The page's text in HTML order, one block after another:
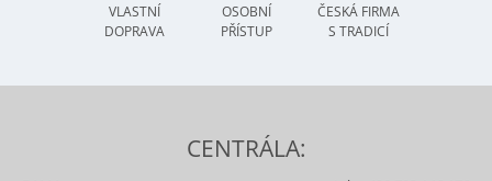
VLASTNÍ
DOPRAVA
OSOBNÍ
PŘÍSTUP
ČESKÁ FIRMA
S TRADICÍ
CENTRÁLA: